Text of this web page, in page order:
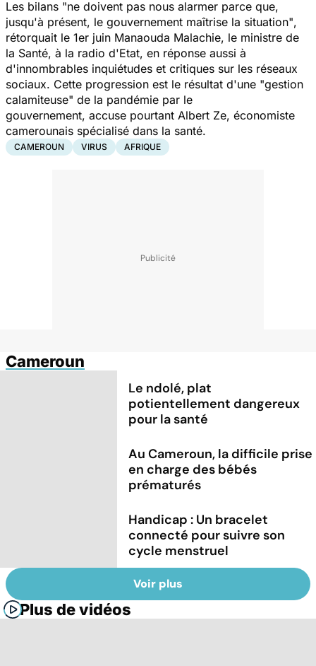
Les bilans "ne doivent pas nous alarmer parce que,
jusqu'à présent, le gouvernement maîtrise la situation",
rétorquait le 1er juin Manaouda Malachie, le ministre de
la Santé, à la radio d'Etat, en réponse aussi à
d'innombrables inquiétudes et critiques sur les réseaux
sociaux. Cette progression est le résultat d'une "gestion
calamiteuse" de la pandémie par le
gouvernement, accuse pourtant Albert Ze, économiste
camerounais spécialisé dans la santé.
CAMEROUN VIRUS AFRIQUE
Cameroun
Le ndolé, plat
potientellement dangereux
pour la santé
Au Cameroun, la difficile prise
en charge des bébés
prématurés
Handicap : Un bracelet
connecté pour suivre son
cycle menstruel
Voir plus
Plus de vidéos